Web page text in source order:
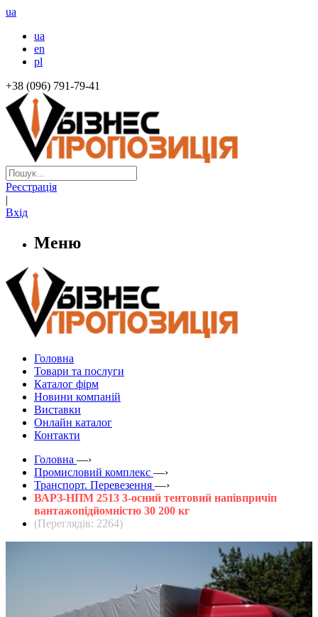
ua
ua
en
pl
+38 (096) 791-79-41
Реєстрація
|
Вхід
Меню
Головна
Товари та послуги
Каталог фірм
Новини компаній
Виставки
Онлайн каталог
Контакти
Головна —›
Промисловий комплекс —›
Транспорт. Перевезення —›
ВАРЗ-НПМ 2513 3-осний тентовий напівпричіп
вантажопідйомністю 30 200 кг
(Переглядів: 2264)